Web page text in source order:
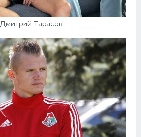
Дмитрий Тарасов